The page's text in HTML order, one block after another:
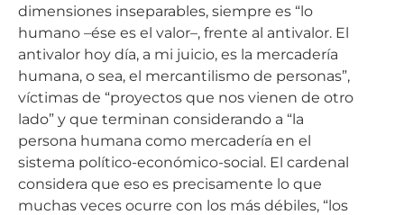
dimensiones inseparables, siempre es “lo
humano –ése es el valor–, frente al antivalor. El
antivalor hoy día, a mi juicio, es la mercadería
humana, o sea, el mercantilismo de personas”,
víctimas de “proyectos que nos vienen de otro
lado” y que terminan considerando a “la
persona humana como mercadería en el
sistema político-económico-social. El cardenal
considera que eso es precisamente lo que
muchas veces ocurre con los más débiles, “los